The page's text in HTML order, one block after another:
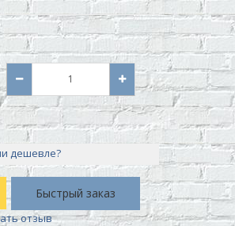
дешевле?
Быстрый заказ
отзыв